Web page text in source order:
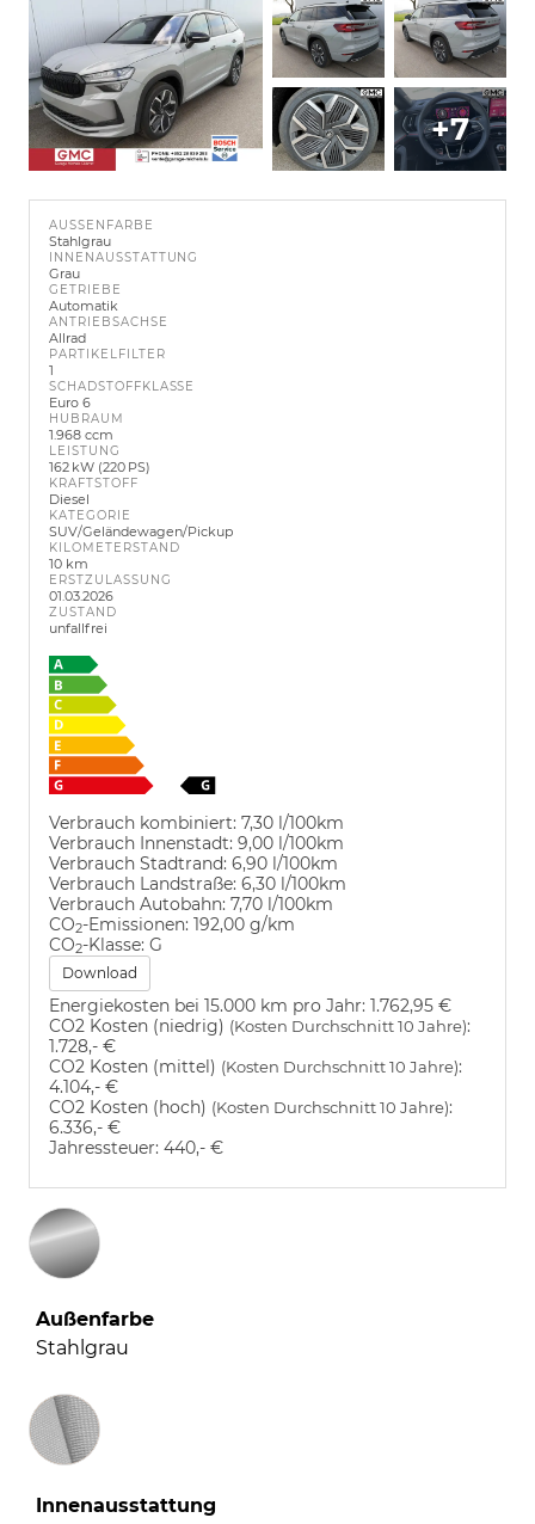
+7
AUSSENFARBE
Stahlgrau
INNENAUSSTATTUNG
Grau
GETRIEBE
Automatik
ANTRIEBSACHSE
Allrad
PARTIKELFILTER
1
SCHADSTOFFKLASSE
Euro 6
HUBRAUM
1.968 ccm
LEISTUNG
162 kW (220 PS)
KRAFTSTOFF
Diesel
KATEGORIE
SUV/Geländewagen/Pickup
KILOMETERSTAND
10 km
ERSTZULASSUNG
01.03.2026
ZUSTAND
unfallfrei
Verbrauch kombiniert: 7,30 l/100km
Verbrauch Innenstadt: 9,00 l/100km
Verbrauch Stadtrand: 6,90 l/100km
Verbrauch Landstraße: 6,30 l/100km
Verbrauch Autobahn: 7,70 l/100km
CO2-Emissionen: 192,00 g/km
CO2-Klasse: G
Download
Energiekosten bei 15.000 km pro Jahr: 1.762,95 €
CO2 Kosten (niedrig) (Kosten Durchschnitt 10 Jahre):
1.728,- €
CO2 Kosten (mittel) (Kosten Durchschnitt 10 Jahre):
4.104,- €
CO2 Kosten (hoch) (Kosten Durchschnitt 10 Jahre):
6.336,- €
Jahressteuer: 440,- €
Außenfarbe
Stahlgrau
Innenausstattung
Innenausstattung